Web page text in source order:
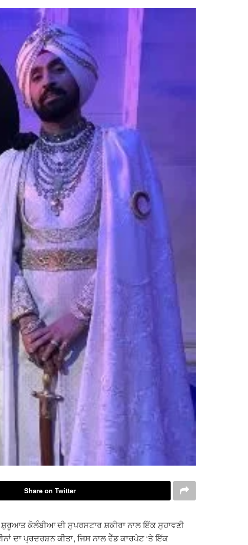
Share on Twitter
ਕੋਲੰਬੀਆ ਦੀ ਸੁਪਰਸਟਾਰ ਸ਼ਕੀਰਾ ਨਾਲ ਇੱਕ ਸੁਹਾਵਣੀ
ਦਾ ਪ੍ਰਦਰਸ਼ਨ ਕੀਤਾ, ਜਿਸ ਨਾਲ ਰੈੱਡ ਕਾਰਪੇਟ ‘ਤੇ ਇੱਕ